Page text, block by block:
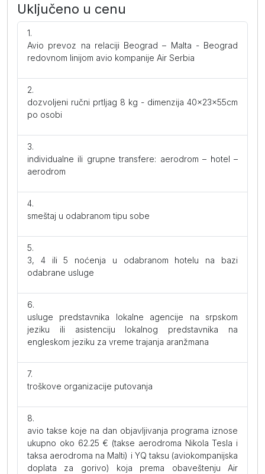
Uključeno u cenu
Avio prevoz na relaciji Beograd – Malta - Beograd
redovnom linijom avio kompanije Air Serbia
dozvoljeni ručni prtljag 8 kg - dimenzija 40x23x55cm
po osobi
individualne ili grupne transfere: aerodrom – hotel –
aerodrom
smeštaj u odabranom tipu sobe
3, 4 ili 5 noćenja u odabranom hotelu na bazi
odabrane usluge
usluge predstavnika lokalne agencije na srpskom
jeziku ili asistenciju lokalnog predstavnika na
engleskom jeziku za vreme trajanja aranžmana
troškove organizacije putovanja
avio takse koje na dan objavljivanja programa iznose
ukupno oko 62.25 € (takse aerodroma Nikola Tesla i
taksa aerodroma na Malti) i YQ taksu (aviokompanijska
doplata za gorivo) koja prema obaveštenju Air